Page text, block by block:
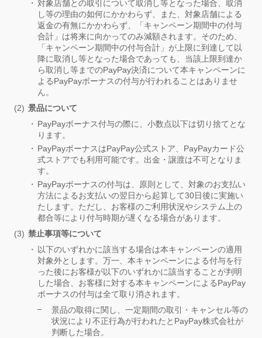
対象店舗との取引について取消し等となった場合、取消
し等の理由の如何にかかわらず、また、対象店舗による
返金の有無にかかわらず、「キャンペーン期間中の付与
合計」は将来に向かってのみ減額されます。そのため、
「キャンペーン期間中の付与合計」が上限に到達して以
降に取消し等となった場合であっても、当該上限到達か
ら取消し等までのPayPay決済について本キャンペーンに
よるPayPayボーナスの付与が行われることはありませ
ん。
景品について
PayPayボーナス付与の際に、小数点以下は切り捨てとな
ります。
PayPayボーナスはPayPay公式ストア、PayPayカード公
式ストアでも利用可能です。出金・譲渡は不可となりま
す。
PayPayボーナスの付与は、原則として、対象のお支払い
方法によるお支払いの翌日から起算して30日後に実施い
たします。ただし、お客様のご利用状況やシステム上の
都合等により付与時期が遅くなる場合があります。
禁止事項等について
以下のいずれかに該当する場合は本キャンペーンの適用
対象外とします。万一、本キャンペーンによる付与を行
った後にお客様が以下のいずれかに該当することが判明
した場合、お客様に対する本キャンペーンによるPayPay
ボーナスの付与は全て取り消されます。
景品の取得に関し、一定期間の取引・キャンセル等の
状況により不正行為が行われたとPayPay株式会社が
判断した場合。